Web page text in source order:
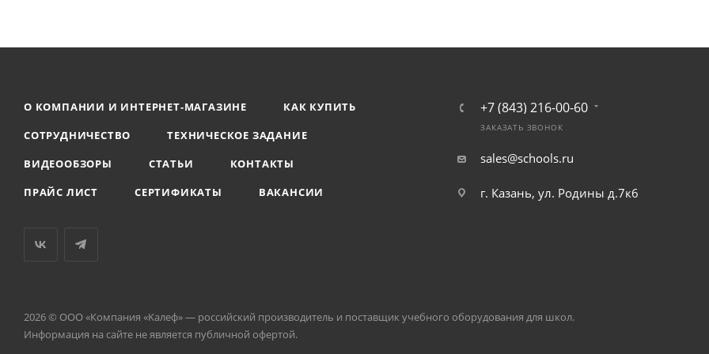
О КОМПАНИИ И ИНТЕРНЕТ-МАГАЗИНЕ
КАК КУПИТЬ
СОТРУДНИЧЕСТВО
ТЕХНИЧЕСКОЕ ЗАДАНИЕ
ВИДЕООБЗОРЫ
СТАТЬИ
КОНТАКТЫ
ПРАЙС ЛИСТ
СЕРТИФИКАТЫ ВАКАНСИИ
+7 (843) 216-00-60
ЗАКАЗАТЬ ЗВОНОК
sales@schools.ru
г. Казань, ул. Родины д.7к6
2026 © ООО «Компания «Kалеф» — российский производитель и поставщик учебного оборудования для школ.
Информация на сайте не является публичной офертой.